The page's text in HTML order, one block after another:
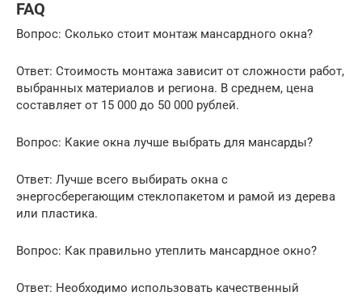
FAQ
Вопрос: Сколько стоит монтаж мансардного окна?
Ответ: Стоимость монтажа зависит от сложности работ,
выбранных материалов и региона. В среднем, цена
составляет от 15 000 до 50 000 рублей.
Вопрос: Какие окна лучше выбрать для мансарды?
Ответ: Лучше всего выбирать окна с
энергосберегающим стеклопакетом и рамой из дерева
или пластика.
Вопрос: Как правильно утеплить мансардное окно?
Ответ: Необходимо использовать качественный